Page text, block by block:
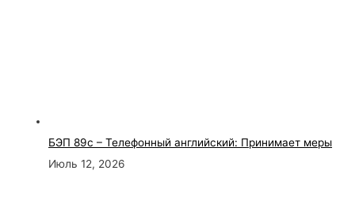
БЭП 89с – Телефонный английский: Принимает меры
Июль 12, 2026